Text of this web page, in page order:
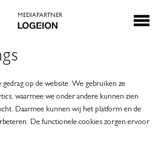
op de website. We gebruiken ze
waarmee we onder andere kunnen zien
Daarmee kunnen wij het platform en de
De functionele cookies zorgen ervoor